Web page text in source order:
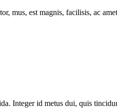
mus, est magnis, facilisis, ac
Integer id metus dui, quis